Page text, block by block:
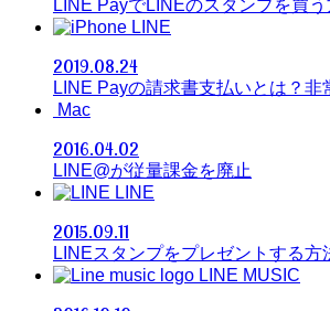
LINE PayでLINEのスタンプを買
LINE
2019.08.24
LINE Payの請求書支払いとは？
Mac
2016.04.02
LINE@が従量課金を廃止
LINE
2015.09.11
LINEスタンプをプレゼントする方
LINE MUSIC